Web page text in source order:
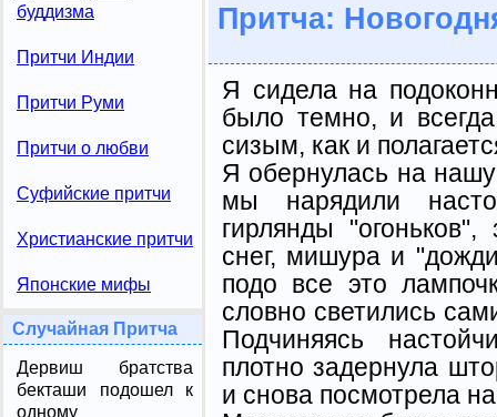
буддизма
Притчи Индии
Притчи Руми
Притчи о любви
Суфийские притчи
Христианские притчи
Японские мифы
Случайная Притча
Дервиш братства
бекташи подошел к
одному
Притча:
Я сидела на
было темно, и
сизым, как и
Я обернулась на
мы нарядили
гирлянды
снег, мишура и
подо все это
словно светились
Подчиняясь
плотно задернула
и снова посмотрела на